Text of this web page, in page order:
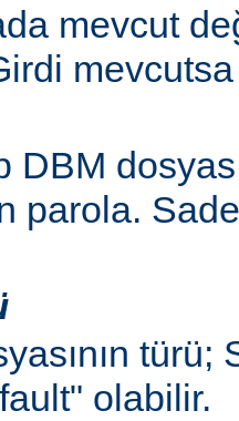
mevcut
DBM
parola.
olabilir.